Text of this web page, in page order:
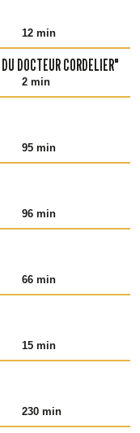
12 min
DOCTEUR CORDELIER"
2 min
95 min
96 min
66 min
15 min
230 min